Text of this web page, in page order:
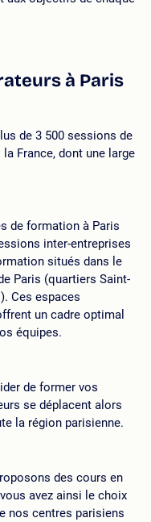
à Paris
de 3 500 sessions de
France, dont une large
de formation à Paris
inter-entreprises
situés dans le
Paris (quartiers Saint-
Ces espaces
un cadre optimal
équipes.
de former vos
se déplacent alors
la région parisienne.
des cours en
avez ainsi le choix
nos centres parisiens